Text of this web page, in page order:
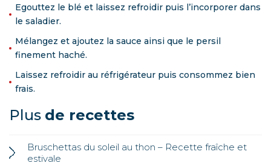
Egouttez le blé et laissez refroidir puis l’incorporer dans
le saladier.
Mélangez et ajoutez la sauce ainsi que le persil
finement haché.
Laissez refroidir au réfrigérateur puis consommez bien
frais.
Plus de recettes
Bruschettas du soleil au thon – Recette fraîche et
estivale